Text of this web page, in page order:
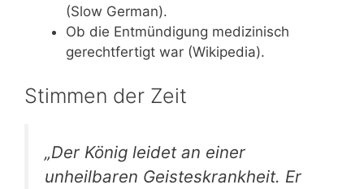
(Slow German).
Ob die Entmündigung medizinisch
gerechtfertigt war (Wikipedia).
Stimmen der Zeit
„Der König leidet an einer
unheilbaren Geisteskrankheit. Er